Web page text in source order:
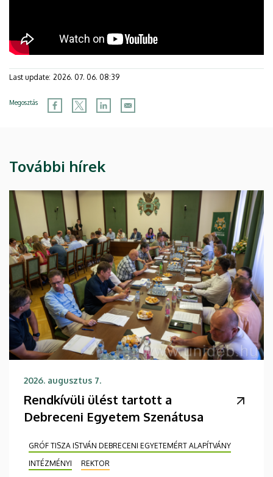
Last update: 2026. 07. 06. 08:39
Megosztás
További hírek
2026. augusztus 7.
Rendkívüli ülést tartott a
Debreceni Egyetem Szenátusa
GRÓF TISZA ISTVÁN DEBRECENI EGYETEMÉRT ALAPÍTVÁNY
INTÉZMÉNYI
REKTOR